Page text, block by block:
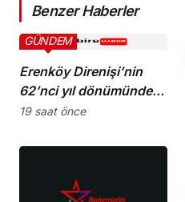
Benzer Haberler
Erenköy Direnişi’nin
62’nci yıl dönümünde
şehitler törenle anıldı
GÜNDEM
19 saat önce